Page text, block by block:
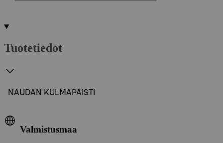
Tuotetiedot
NAUDAN KULMAPAISTI
Valmistusmaa